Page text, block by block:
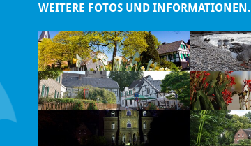
WEITERE FOTOS UND INFORMATIONEN.